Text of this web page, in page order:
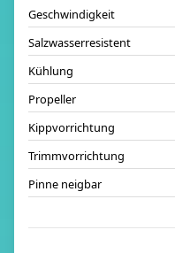
Geschwindigkeit
Salzwasserresistent
Kühlung
Propeller
Kippvorrichtung
Trimmvorrichtung
Pinne neigbar